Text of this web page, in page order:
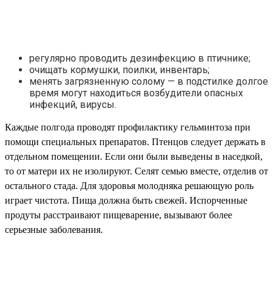
регулярно проводить дезинфекцию в птичнике;
очищать кормушки, поилки, инвентарь;
менять загрязненную солому — в подстилке долгое
время могут находиться возбудители опасных
инфекций, вирусы.
Каждые полгода проводят профилактику гельминтоза при
помощи специальных препаратов. Птенцов следует держать в
отдельном помещении. Если они были выведены в наседкой,
то от матери их не изолируют. Селят семью вместе, отделив от
остального стада. Для здоровья молодняка решающую роль
играет чистота. Пища должна быть свежей. Испорченные
продуты расстраивают пищеварение, вызывают более
серьезные заболевания.